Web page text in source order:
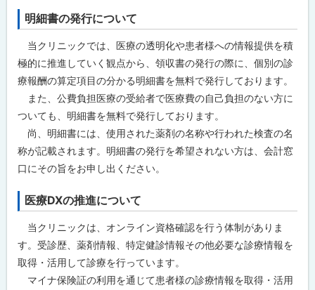
明細書の発行について
当クリニックでは、医療の透明化や患者様への情報提供を積
極的に推進していく観点から、領収書の発行の際に、個別の診
療報酬の算定項目の分かる明細書を無料で発行しております。
また、公費負担医療の受給者で医療費の自己負担のない方に
ついても、明細書を無料で発行しております。
尚、明細書には、使用された薬剤の名称や行われた検査の名
称が記載されます。明細書の発行を希望されない方は、会計窓
口にその旨をお申し出ください。
医療DXの推進について
当クリニックは、オンライン資格確認を行う体制がありま
す。受診歴、薬剤情報、特定健診情報その他必要な診療情報を
取得・活用して診療を行っています。
マイナ保険証の利用を通じて患者様の診療情報を取得・活用